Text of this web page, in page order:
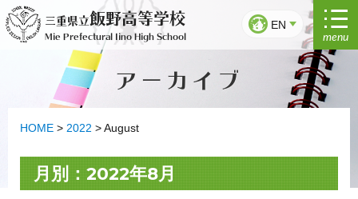
Skip
to
content
三重県立飯野高等学校
Mie Prefectural Iino High School
EN
menu
アーカイブ
HOME > 2022 >August
月別：2022年8月